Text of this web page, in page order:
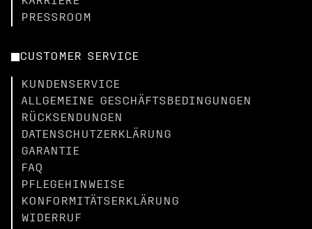
PRESSROOM
CUSTOMER SERVICE
KUNDENSERVICE
ALLGEMEINE GESCHÄFTSBEDINGUNGEN
RÜCKSENDUNGEN
DATENSCHUTZERKLÄRUNG
GARANTIE
FAQ
PFLEGEHINWEISE
KONFORMITÄTSERKLÄRUNG
WIDERRUF